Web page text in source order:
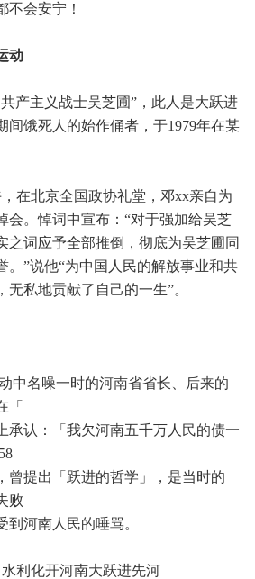
都不会安宁！
动
产主义战士吴芝圃”，此人是大跃进
间饿死人的始作俑者，于1979年在某
在北京全国政协礼堂，邓xx亲自为
会。悼词中宣布：“对于强加给吴芝
之词应予全部推倒，彻底为吴芝圃同
。”说他“为中国人民的解放事业和共
私地贡献了自己的一生”。
名噪一时的河南省省长、后来的
「
承认：「我欠河南五千万人民的债一
曾提出「跃进的哲学」，是当时的
败
到河南人民的唾骂。
利化开河南大跃进先河